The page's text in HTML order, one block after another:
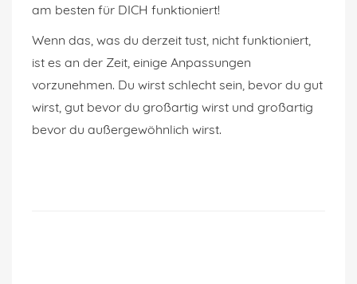
am besten für DICH funktioniert!
Wenn das, was du derzeit tust, nicht funktioniert,
ist es an der Zeit, einige Anpassungen
vorzunehmen. Du wirst schlecht sein, bevor du gut
wirst, gut bevor du großartig wirst und großartig
bevor du außergewöhnlich wirst.